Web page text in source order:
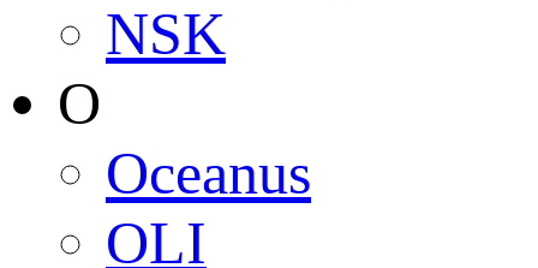
NSK
O
Oceanus
OLI